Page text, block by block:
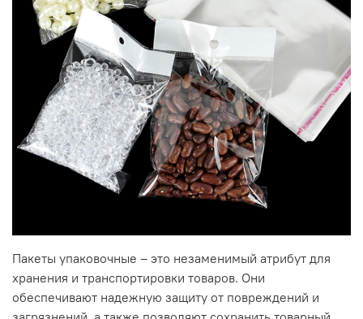
Пакеты упаковочные – это незаменимый атрибут для
хранения и транспортировки товаров. Они
обеспечивают надежную защиту от повреждений и